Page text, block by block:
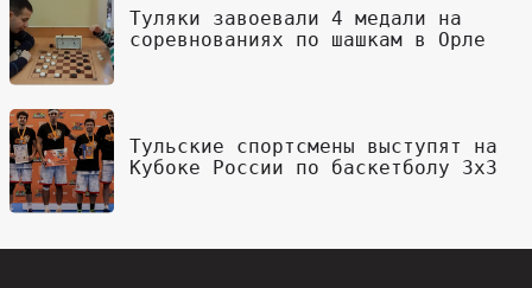
Туляки завоевали 4 медали на
соревнованиях по шашкам в Орле
Тульские спортсмены выступят на
Кубоке России по баскетболу 3х3